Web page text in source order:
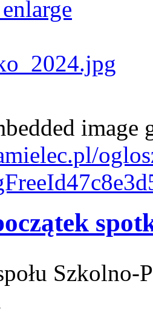
image
Szkolno-